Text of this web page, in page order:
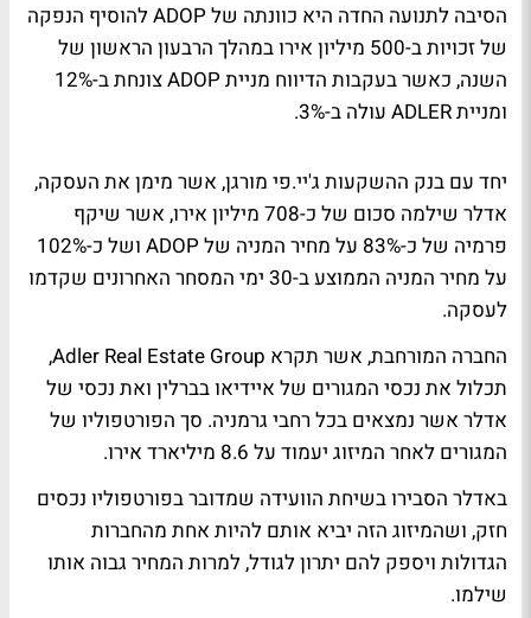
הסיבה לתנועה החדה היא כוונתה של ADOP להוסיף הנפקה
של זכויות ב-500 מיליון אירו במהלך הרבעון הראשון של
השנה, כאשר בעקבות הדיווח מניית ADOP צונחת ב-12%
ומניית ADLER עולה ב-3%.
יחד עם בנק ההשקעות ג'יי.פי מורגן, אשר מימן את העסקה,
אדלר שילמה סכום של כ-708 מיליון אירו, אשר שיקף
פרמיה של כ-83% על מחיר המניה של ADOP ושל כ-102%
על מחיר המניה הממוצע ב-30 ימי המסחר האחרונים שקדמו
לעסקה.
החברה המורחבת, אשר תקרא Adler Real Estate Group,
תכלול את נכסי המגורים של איידיאו בברלין ואת נכסי של
אדלר אשר נמצאים בכל רחבי גרמניה. סך הפורטפוליו של
המגורים לאחר המיזוג יעמוד על 8.6 מיליארד אירו.
באדלר הסבירו בשיחת הוועידה שמדובר בפורטפוליו נכסים
חזק, ושהמיזוג הזה יביא אותם להיות אחת מהחברות
הגדולות ויספק להם יתרון לגודל, למרות המחיר גבוה אותו
שילמו.